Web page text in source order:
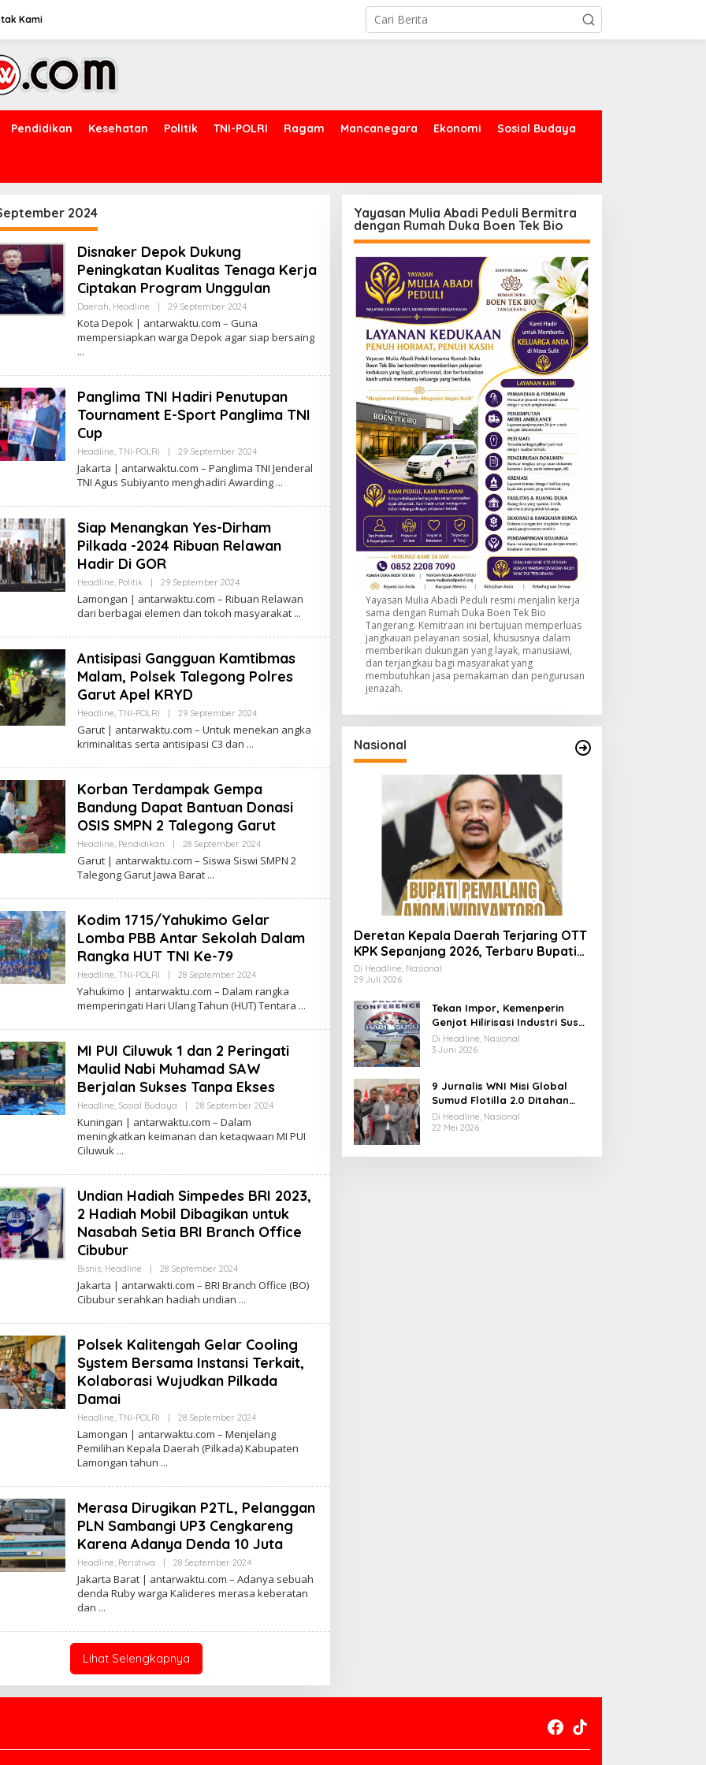
Kami
Pendidikan Kesehatan Politik TNI-POLRI Ragam Mancanegara Ekonomi Sosial Budaya
2024
Disnaker Depok Dukung
Peningkatan Kualitas Tenaga Kerja
Ciptakan Program Unggulan
Daerah, Headline 29 September 2024Oleh
Kota Depok | antarwaktu.com – Guna
mempersiapkan warga Depok agar siap bersaing
Panglima TNI Hadiri Penutupan
Tournament E-Sport Panglima TNI
Cup
Headline, TNI-POLRI 29 September 2024Oleh
Jakarta | antarwaktu.com – Panglima TNI Jenderal
TNI Agus Subiyanto menghadiri Awarding
Siap Menangkan Yes-Dirham
Pilkada -2024 Ribuan Relawan
Hadir Di GOR
Headline, Politik 29 September 2024Oleh
Lamongan | antarwaktu.com – Ribuan Relawan
dari berbagai elemen dan tokoh masyarakat
Antisipasi Gangguan Kamtibmas
Malam, Polsek Talegong Polres
Garut Apel KRYD
Headline, TNI-POLRI 29 September 2024Oleh
Garut | antarwaktu.com – Untuk menekan angka
kriminalitas serta antisipasi C3 dan
Korban Terdampak Gempa
Bandung Dapat Bantuan Donasi
OSIS SMPN 2 Talegong Garut
Headline, Pendidikan 28 September 2024Oleh
Garut | antarwaktu.com – Siswa Siswi SMPN 2
Talegong Garut Jawa Barat
Kodim 1715/Yahukimo Gelar
Lomba PBB Antar Sekolah Dalam
Rangka HUT TNI Ke-79
Headline, TNI-POLRI 28 September 2024Oleh
Yahukimo | antarwaktu.com – Dalam rangka
memperingati Hari Ulang Tahun (HUT) Tentara
MI PUI Ciluwuk 1 dan 2 Peringati
Maulid Nabi Muhamad SAW
Berjalan Sukses Tanpa Ekses
Headline, Sosial Budaya 28 September 2024Oleh
Kuningan | antarwaktu.com – Dalam
meningkatkan keimanan dan ketaqwaan MI PUI
Ciluwuk
Undian Hadiah Simpedes BRI 2023,
2 Hadiah Mobil Dibagikan untuk
Nasabah Setia BRI Branch Office
Cibubur
Bisnis, Headline 28 September 2024Oleh
Jakarta | antarwakti.com – BRI Branch Office (BO)
Cibubur serahkan hadiah undian
Polsek Kalitengah Gelar Cooling
System Bersama Instansi Terkait,
Kolaborasi Wujudkan Pilkada
Damai
Headline, TNI-POLRI 28 September 2024Oleh
Lamongan | antarwaktu.com – Menjelang
Pemilihan Kepala Daerah (Pilkada) Kabupaten
Lamongan tahun
Merasa Dirugikan P2TL, Pelanggan
PLN Sambangi UP3 Cengkareng
Karena Adanya Denda 10 Juta
Headline, Peristiwa 28 September 2024Oleh
Jakarta Barat | antarwaktu.com – Adanya sebuah
denda Ruby warga Kalideres merasa keberatan
dan
Lihat Selengkapnya
Yayasan Mulia Abadi Peduli Bermitra
dengan Rumah Duka Boen Tek Bio
Yayasan Mulia Abadi Peduli resmi menjalin kerja
sama dengan Rumah Duka Boen Tek Bio
Tangerang. Kemitraan ini bertujuan memperluas
jangkauan pelayanan sosial, khususnya dalam
memberikan dukungan yang layak, manusiawi,
dan terjangkau bagi masyarakat yang
membutuhkan jasa pemakaman dan pengurusan
jenazah.
Nasional
Deretan Kepala Daerah Terjaring OTT
KPK Sepanjang 2026, Terbaru Bupati
Pemalang Anom Widiyantoro
Di Headline, Nasional
29 Juli 2026
Tekan Impor, Kemenperin
Genjot Hilirisasi Industri Susu
Lewat Momen Hari Susu
Nusantara 2026
Di Headline, Nasional
3 Juni 2026
9 Jurnalis WNI Misi Global
Sumud Flotilla 2.0 Ditahan
Militer Israel, Kini Dibebaskan
dan Dievakuasi ke Istanbul
Di Headline, Nasional
22 Mei 2026